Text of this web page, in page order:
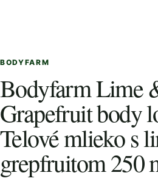
BODYFARM
Bodyfarm Lime
Grapefruit body
Telové mlieko s
grepfruitom 250